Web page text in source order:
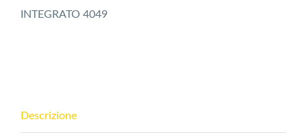
INTEGRATO 4049
Descrizione